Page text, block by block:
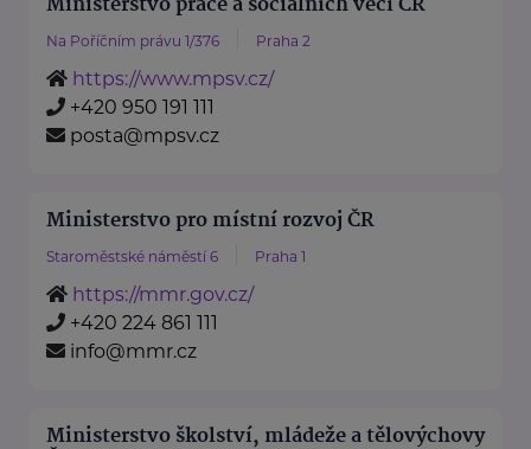
Na Poříčním právu 1/376 Praha 2
https://www.mpsv.cz/
+420 950 191 111
posta@mpsv.cz
Ministerstvo pro místní rozvoj ČR
Staroměstské náměstí 6 Praha 1
https://mmr.gov.cz/
+420 224 861 111
info@mmr.cz
Ministerstvo školství, mládeže a tělovýchovy